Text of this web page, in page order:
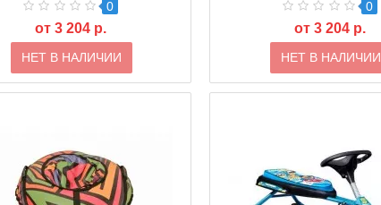
0
от 3 204 р.
НЕТ В НАЛИЧИИ
0
от 3 204 р.
НЕТ В НАЛИЧИИ